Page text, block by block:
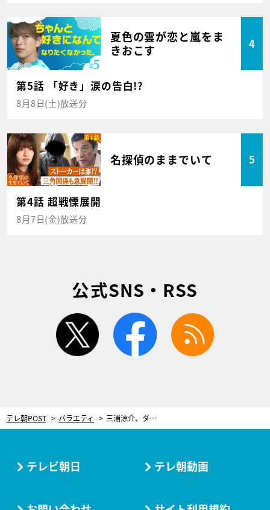
夏色の雲が恋と嵐をま
きおこす
4
第5話 「好き」涙の告白!?
8月8日(土)放送分
名探偵のままでいて 5
第4話 超戦慄展開
8月7日(金)放送分
公式SNS・RSS
twitter facebook
テレ朝POST バラエティ 三浦涼介、ダイナミックに坂を駆け上がる！「まさか自分が走らせてもらえるなんて…」
テレビ朝日 テレ朝動画